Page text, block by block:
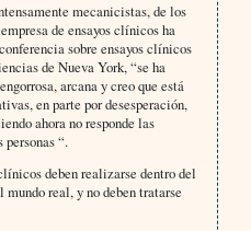
mecanicistas, de los
de ensayos clínicos ha
sobre ensayos clínicos
de Nueva York, “se ha
arcana y creo que está
en parte por desesperación,
ahora no responde las
personas “.
deben realizarse dentro del
real, y no deben tratarse